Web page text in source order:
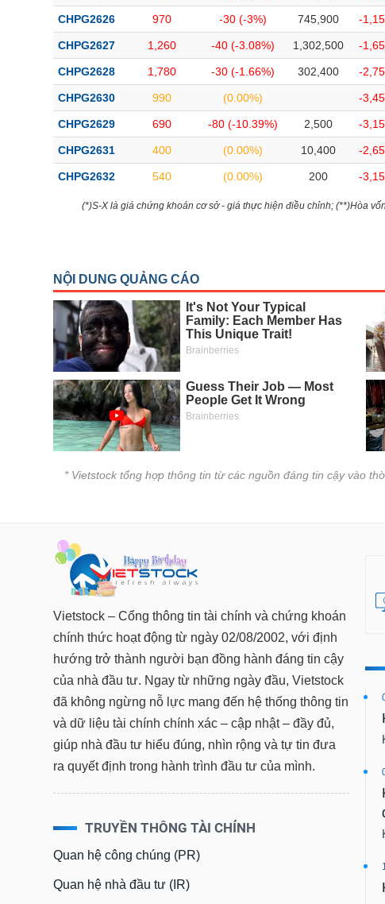
CHPG2626 970 -30 (-3%) 745,900 -
CHPG2627 1,260 -40 (-3.08%) 1,302,500 -
CHPG2628 1,780 -30 (-1.66%) 302,400 -
CHPG2630 990 (0.00%) -
CHPG2629 690 -80 (-10.39%) 2,500 -
CHPG2631 400 (0.00%) 10,400 -
CHPG2632 540 (0.00%) 200 -
(*)S-X là giá chứng khoán cơ sở - giá thực hiện điều chỉnh; (**)Hòa
* Vietstock tổng hợp thông tin từ các nguồn đáng tin cậy vào
Vietstock – Cổng thông tin tài chính và chứng khoán
chính thức hoạt động từ ngày 02/08/2002, với định
hướng trở thành người bạn đồng hành đáng tin cậy
của nhà đầu tư. Ngay từ những ngày đầu, Vietstock
đã không ngừng nỗ lực mang đến hệ thống thông tin
và dữ liệu tài chính chính xác – cập nhật – đầy đủ,
giúp nhà đầu tư hiểu đúng, nhìn rộng và tự tin đưa
ra quyết định trong hành trình đầu tư của mình.
TRUYỀN THÔNG TÀI CHÍNH
Quan hệ công chúng (PR)
Quan hệ nhà đầu tư (IR)